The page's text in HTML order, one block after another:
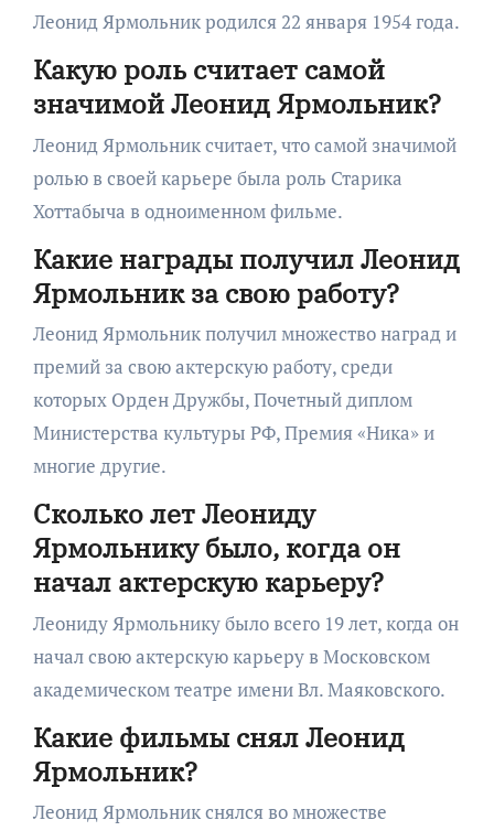
Леонид Ярмольник родился 22 января 1954 года.
Какую роль считает самой
значимой Леонид Ярмольник?
Леонид Ярмольник считает, что самой значимой
ролью в своей карьере была роль Старика
Хоттабыча в одноименном фильме.
Какие награды получил Леонид
Ярмольник за свою работу?
Леонид Ярмольник получил множество наград и
премий за свою актерскую работу, среди
которых Орден Дружбы, Почетный диплом
Министерства культуры РФ, Премия «Ника» и
многие другие.
Сколько лет Леониду
Ярмольнику было, когда он
начал актерскую карьеру?
Леониду Ярмольнику было всего 19 лет, когда он
начал свою актерскую карьеру в Московском
академическом театре имени Вл. Маяковского.
Какие фильмы снял Леонид
Ярмольник?
Леонид Ярмольник снялся во множестве